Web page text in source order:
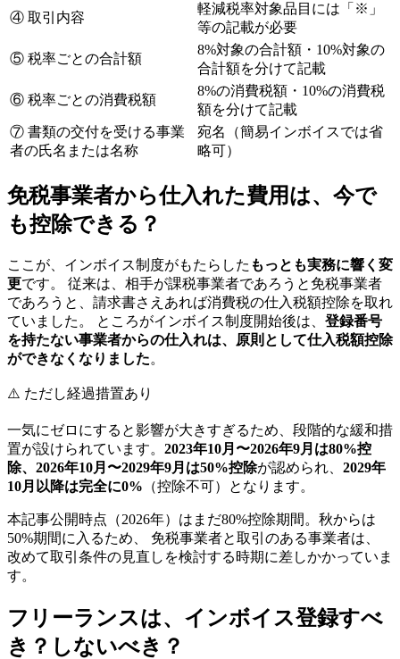
④ 取引内容
軽減税率対象品目には「※」
等の記載が必要
⑤ 税率ごとの合計額
8%対象の合計額・10%対象の
合計額を分けて記載
⑥ 税率ごとの消費税額
8%の消費税額・10%の消費税
額を分けて記載
⑦ 書類の交付を受ける事業
者の氏名または名称
宛名（簡易インボイスでは省
略可）
免税事業者から仕入れた費用は、今で
も控除できる？
ここが、インボイス制度がもたらした もっとも実務に響く変
更です。 従来は、相手が課税事業者であろうと免税事業者
であろうと、請求書さえあれば消費税の仕入税額控除を取れ
ていました。 ところがインボイス制度開始後は、 登録番号
を持たない事業者からの仕入れは、原則として仕入税額控除
ができなくなりました。
⚠️ ただし経過措置あり
一気にゼロにすると影響が大きすぎるため、段階的な緩和措
置が設けられています。 2023年10月〜2026年9月は80%控
除、2026年10月〜2029年9月は50%控除が認められ、 2029年
10月以降は完全に0% （控除不可）となります。
本記事公開時点（2026年）はまだ80%控除期間。秋からは
50%期間に入るため、 免税事業者と取引のある事業者は、
改めて取引条件の見直しを検討する時期に差しかかっていま
す。
フリーランスは、インボイス登録すべ
き？しないべき？